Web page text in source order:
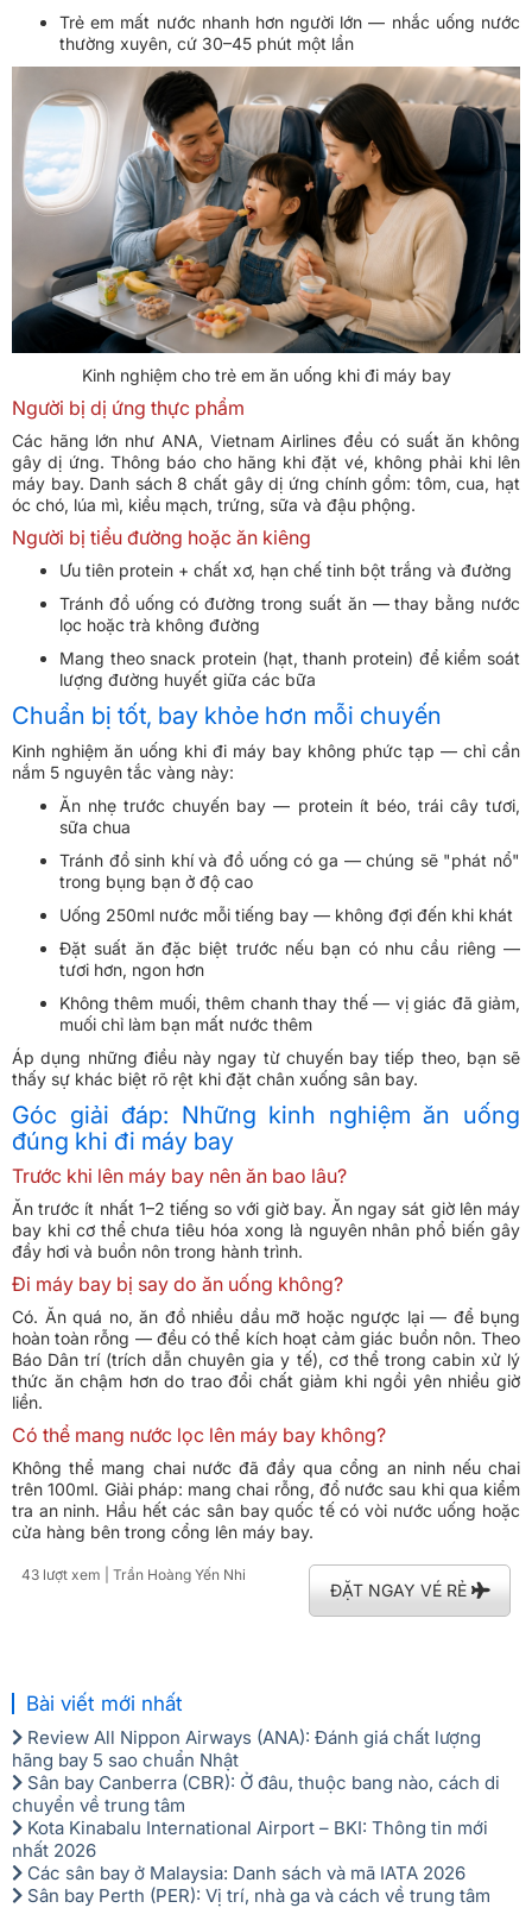
Trẻ em mất nước nhanh hơn người lớn — nhắc uống nước
thường xuyên, cứ 30–45 phút một lần
Kinh nghiệm cho trẻ em ăn uống khi đi máy bay
Người bị dị ứng thực phẩm
Các hãng lớn như ANA, Vietnam Airlines đều có suất ăn không
gây dị ứng. Thông báo cho hãng khi đặt vé, không phải khi lên
máy bay. Danh sách 8 chất gây dị ứng chính gồm: tôm, cua, hạt
óc chó, lúa mì, kiều mạch, trứng, sữa và đậu phộng.
Người bị tiểu đường hoặc ăn kiêng
Ưu tiên protein + chất xơ, hạn chế tinh bột trắng và đường
Tránh đồ uống có đường trong suất ăn — thay bằng nước
lọc hoặc trà không đường
Mang theo snack protein (hạt, thanh protein) để kiểm soát
lượng đường huyết giữa các bữa
Chuẩn bị tốt, bay khỏe hơn mỗi chuyến
Kinh nghiệm ăn uống khi đi máy bay không phức tạp — chỉ cần
nắm 5 nguyên tắc vàng này:
Ăn nhẹ trước chuyến bay — protein ít béo, trái cây tươi,
sữa chua
Tránh đồ sinh khí và đồ uống có ga — chúng sẽ "phát nổ"
trong bụng bạn ở độ cao
Uống 250ml nước mỗi tiếng bay — không đợi đến khi khát
Đặt suất ăn đặc biệt trước nếu bạn có nhu cầu riêng —
tươi hơn, ngon hơn
Không thêm muối, thêm chanh thay thế — vị giác đã giảm,
muối chỉ làm bạn mất nước thêm
Áp dụng những điều này ngay từ chuyến bay tiếp theo, bạn sẽ
thấy sự khác biệt rõ rệt khi đặt chân xuống sân bay.
Góc giải đáp: Những kinh nghiệm ăn uống
đúng khi đi máy bay
Trước khi lên máy bay nên ăn bao lâu?
Ăn trước ít nhất 1–2 tiếng so với giờ bay. Ăn ngay sát giờ lên máy
bay khi cơ thể chưa tiêu hóa xong là nguyên nhân phổ biến gây
đầy hơi và buồn nôn trong hành trình.
Đi máy bay bị say do ăn uống không?
Có. Ăn quá no, ăn đồ nhiều dầu mỡ hoặc ngược lại — để bụng
hoàn toàn rỗng — đều có thể kích hoạt cảm giác buồn nôn. Theo
Báo Dân trí (trích dẫn chuyên gia y tế), cơ thể trong cabin xử lý
thức ăn chậm hơn do trao đổi chất giảm khi ngồi yên nhiều giờ
liền.
Có thể mang nước lọc lên máy bay không?
Không thể mang chai nước đã đầy qua cổng an ninh nếu chai
trên 100ml. Giải pháp: mang chai rỗng, đổ nước sau khi qua kiểm
tra an ninh. Hầu hết các sân bay quốc tế có vòi nước uống hoặc
cửa hàng bên trong cổng lên máy bay.
43 lượt xem | Trần Hoàng Yến Nhi
ĐẶT NGAY VÉ RẺ
Bài viết mới nhất
Review All Nippon Airways (ANA): Đánh giá chất lượng
hãng bay 5 sao chuẩn Nhật
Sân bay Canberra (CBR): Ở đâu, thuộc bang nào, cách di
chuyển về trung tâm
Kota Kinabalu International Airport – BKI: Thông tin mới
nhất 2026
Các sân bay ở Malaysia: Danh sách và mã IATA 2026
Sân bay Perth (PER): Vị trí, nhà ga và cách về trung tâm